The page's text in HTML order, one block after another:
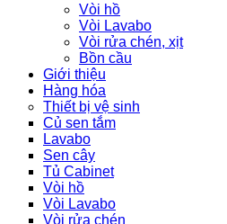
Vòi hồ
Vòi Lavabo
Vòi rửa chén, xịt
Bồn cầu
Giới thiệu
Hàng hóa
Thiết bị vệ sinh
Củ sen tắm
Lavabo
Sen cây
Tủ Cabinet
Vòi hồ
Vòi Lavabo
Vòi rửa chén